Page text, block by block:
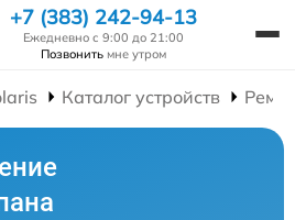
+7 (383) 242-94-13
Ежедневно с 9:00 до 21:00
Позвонить мне утром
Каталог устройств